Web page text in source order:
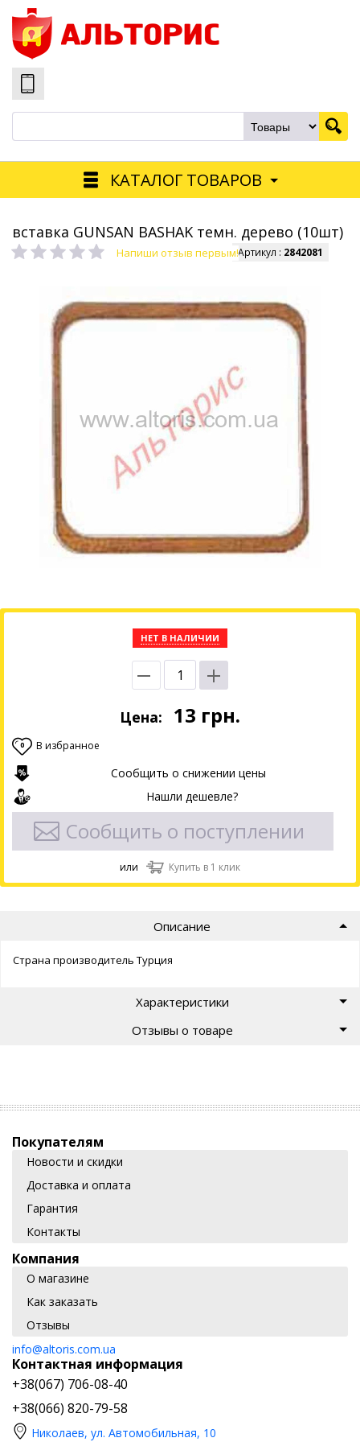
КАТАЛОГ ТОВАРОВ
вставка GUNSAN BASHAK темн. дерево (10шт)
Напиши отзыв первым!Артикул : 2842081
НЕТ В НАЛИЧИИ
Цена: 13 грн.
0 В избранное
Сообщить о снижении цены
Нашли дешевле?
Сообщить о поступлении
или Купить в 1 клик
Описание
Страна производитель Турция
Характеристики
Отзывы о товаре
Покупателям
Новости и скидки
Доставка и оплата
Гарантия
Контакты
Компания
О магазине
Как заказать
Отзывы
info@altoris.com.ua
Контактная информация
+38(067) 706-08-40
+38(066) 820-79-58
Николаев, ул. Автомобильная, 10